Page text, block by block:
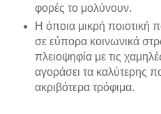
φορές το μολύνουν.
Η όποια μικρή ποιοτική
σε εύπορα κοινωνικά
πλειοψηφία με τις
αγοράσει τα καλύτερης
ακριβότερα τρόφιμα.